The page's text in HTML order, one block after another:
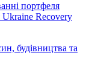
портфеля
Recovery
будівництва та